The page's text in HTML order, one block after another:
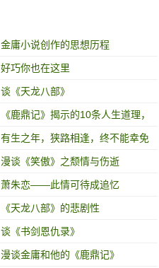
金庸小说创作的思想历程
好巧你也在这里
谈《天龙八部》
《鹿鼎记》揭示的10条人生道理，
条条值得N刷
有生之年，狭路相逢，终不能幸免
漫谈《笑傲》之颓情与伤逝
萧朱恋——此情可待成追忆
《天龙八部》的悲剧性
谈《书剑恩仇录》
漫谈金庸和他的《鹿鼎记》